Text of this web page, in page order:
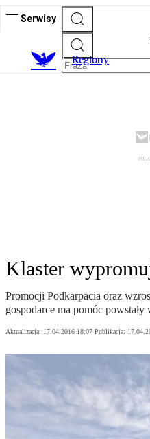
Serwisy
Regiony
Klaster
Promocji Podkarpacia oraz
gospodarce ma pomóc
Aktualizacja: 17.04.2016 18:07 Publikacja: